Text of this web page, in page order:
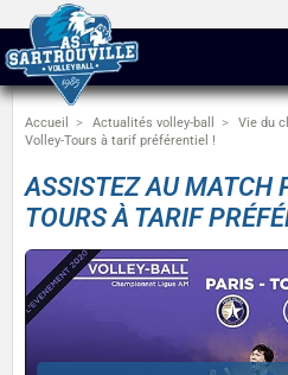
Accueil Actualités volley-ball Vie du
Volley-Tours à tarif préférentiel !
ASSISTEZ AU MATCH
TOURS À TARIF